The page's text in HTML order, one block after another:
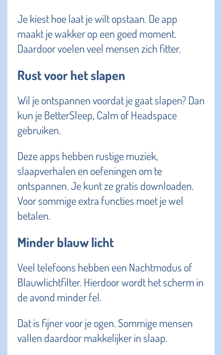
Je kiest hoe laat je wilt opstaan. De app
maakt je wakker op een goed moment.
Daardoor voelen veel mensen zich fitter.
Rust voor het slapen
Wil je ontspannen voordat je gaat slapen? Dan
kun je BetterSleep, Calm of Headspace
gebruiken.
Deze apps hebben rustige muziek,
slaapverhalen en oefeningen om te
ontspannen. Je kunt ze gratis downloaden.
Voor sommige extra functies moet je wel
betalen.
Minder blauw licht
Veel telefoons hebben een Nachtmodus of
Blauwlichtfilter. Hierdoor wordt het scherm in
de avond minder fel.
Dat is fijner voor je ogen. Sommige mensen
vallen daardoor makkelijker in slaap.